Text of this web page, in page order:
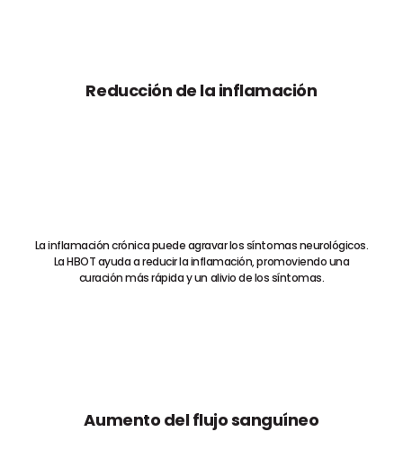
Reducción de la inflamación
La inflamación crónica puede agravar los síntomas neurológicos.
La HBOT ayuda a reducir la inflamación, promoviendo una
curación más rápida y un alivio de los síntomas.
Aumento del flujo sanguíneo